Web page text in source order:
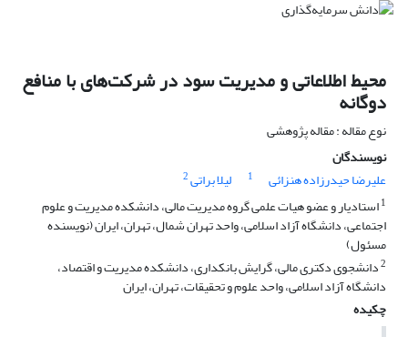
محیط اطلاعاتی و مدیریت سود در شرکت‌های با منافع
دوگانه
نوع مقاله : مقاله پژوهشی
نویسندگان
علیرضا حیدرزاده هنزائی
1 لیلا براتی2
1استادیار و عضو هیات علمی گروه مدیریت مالی، دانشکده مدیریت و علوم
اجتماعی، دانشگاه آزاد اسلامی، واحد تهران شمال، تهران، ایران (نویسنده
مسئول)
2دانشجوی دکتری مالی، گرایش بانکداری، دانشکده مدیریت و اقتصاد،
دانشگاه آزاد اسلامی، واحد علوم و تحقیقات، تهران، ایران
چکیده